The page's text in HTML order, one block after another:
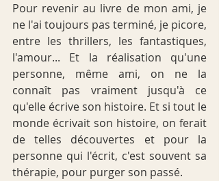
Pour revenir au livre de mon ami, je
ne l'ai toujours pas terminé, je picore,
entre les thrillers, les fantastiques,
l'amour... Et la réalisation qu'une
personne, même ami, on ne la
connaît pas vraiment jusqu'à ce
qu'elle écrive son histoire. Et si tout le
monde écrivait son histoire, on ferait
de telles découvertes et pour la
personne qui l'écrit, c'est souvent sa
thérapie, pour purger son passé.